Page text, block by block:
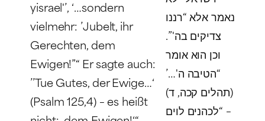
yisrael'’, ‘…sondern
vielmehr: ’Jubelt, ihr
Gerechten, dem
Ewigen!”“ Er sagte auch:
’’Tue Gutes, der Ewige…‘
(Psalm 125,4) – es heißt
נאמר אלא “רננו
צדיקים בה'”.
וכן הוא אומר
“הטיבה ה'…’
(תהלים קכה, ד)
– “לכהנים לוים